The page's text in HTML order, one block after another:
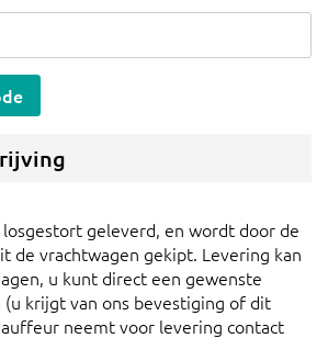
geleverd, en wordt door de
de vrachtwagen gekipt. Levering kan
u kunt direct een gewenste
(u krijgt van ons bevestiging of dit
neemt voor levering contact